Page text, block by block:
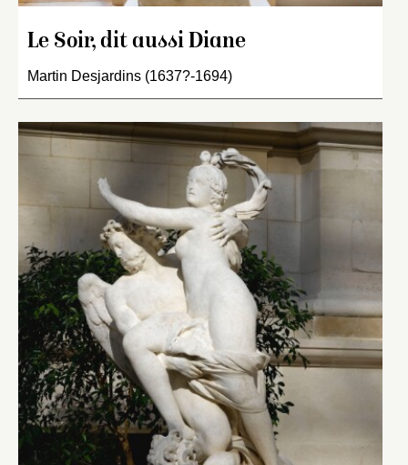
Le Soir, dit aussi Diane
Martin Desjardins (1637?-1694)